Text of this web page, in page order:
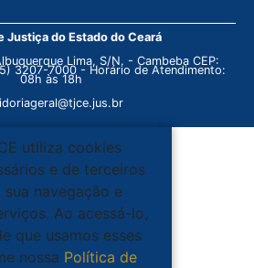
Justiça do Estado do Ceará
Lima, S/N. - Cambeba CEP:
3207-7000 - Horário de Atendimento:
08h às 18h
utiliza cookies
e de terceiros
navegação e
Ao acessá-lo,
que usamos esses
nossa Política de